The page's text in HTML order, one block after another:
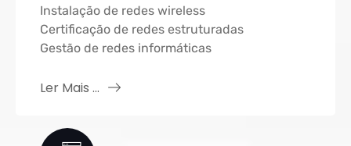
Instalação de redes wireless
Certificação de redes estruturadas
Gestão de redes informáticas
Ler Mais ...